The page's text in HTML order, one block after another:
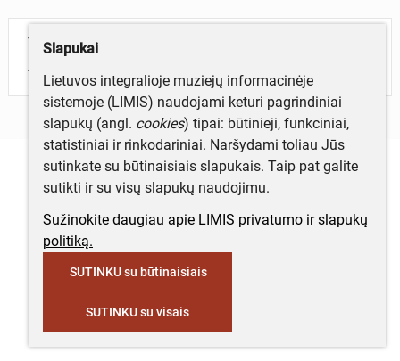
Turite daugiau informacijos apie objektą?
Slapukai
Lietuvos integralioje muziejų informacinėje
sistemoje (LIMIS) naudojami keturi pagrindiniai
slapukų (angl. cookies) tipai: būtinieji, funkciniai,
statistiniai ir rinkodariniai. Naršydami toliau Jūs
sutinkate su būtinaisiais slapukais. Taip pat galite
sutikti ir su visų slapukų naudojimu.
Sužinokite daugiau apie LIMIS privatumo ir slapukų
politiką.
SUTINKU su būtinaisiais
SUTINKU su visais